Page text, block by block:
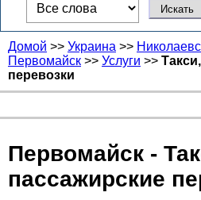
Домой >> Украина >>
Первомайск >> Услуги >>
перевозки
Первомайск -
пассажирские